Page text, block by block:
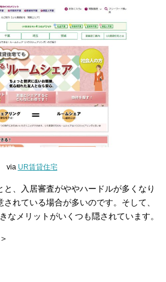
via UR賃貸住宅
と、入居審査がややハードルが多くなり
れている場合が多いのです。そして、
なメリットがいくつも隠されています。